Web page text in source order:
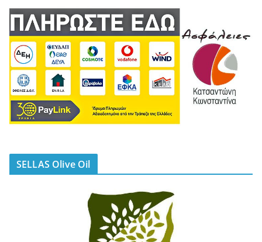
SELLAS Olive Oil